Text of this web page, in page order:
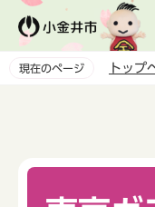
ペ
現在のページ トップ